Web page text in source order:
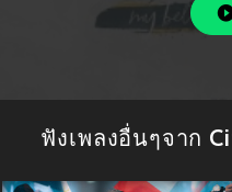
ฟังเพลงอื่นๆจาก